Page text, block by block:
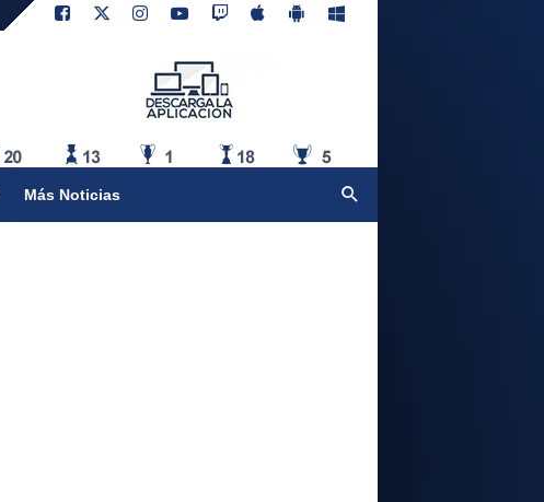
Más Noticias